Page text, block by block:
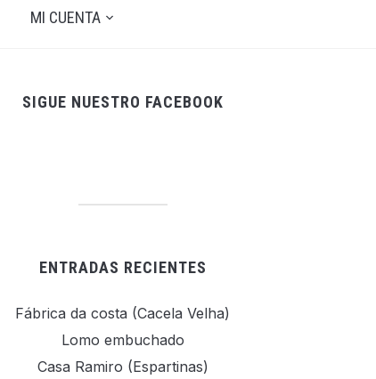
MI CUENTA
SIGUE NUESTRO FACEBOOK
ENTRADAS RECIENTES
Fábrica da costa (Cacela Velha)
Lomo embuchado
Casa Ramiro (Espartinas)